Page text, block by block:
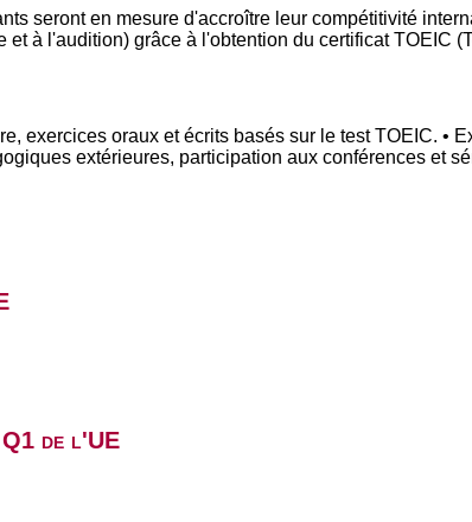
seront en mesure d'accroître leur compétitivité
et à l'audition) grâce à l'obtention du certificat TOEIC
exercices oraux et écrits basés sur le test TOEIC. •
extérieures, participation aux conférences et
Q1 de l'UE